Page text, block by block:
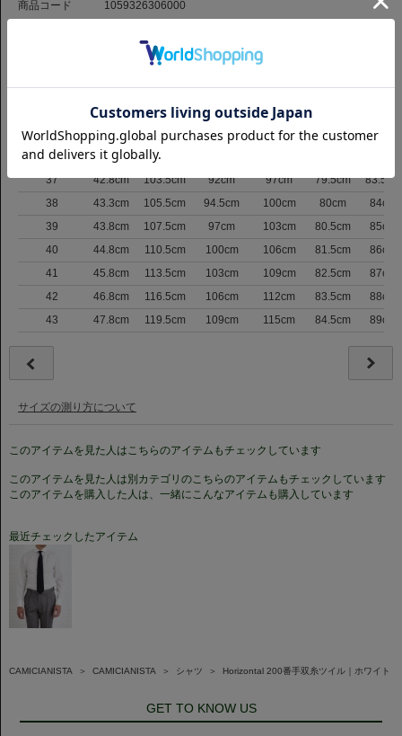
商品コード
1059326306000
（お問い合わせの際には、上記商品コードをお伝え下さい。）
サイズ
サイズ表記 肩巾 バスト
37
42.8cm 103.5cm 92cm 97cm 79.5cm
83.5cm
38
43.3cm 105.5cm 94.5cm 100cm 80cm
84cm
39
43.8cm 107.5cm 97cm 103cm 80.5cm
85cm
40
44.8cm 110.5cm 100cm 106cm 81.5cm
86cm
41
45.8cm 113.5cm 103cm 109cm 82.5cm
87cm
42
46.8cm 116.5cm 106cm 112cm 83.5cm
88cm
43
47.8cm 119.5cm 109cm 115cm 84.5cm 89cm
サイズの測り方について
このアイテムを見た人はこちらのアイテムもチェックしています
このアイテムを見た人は別カテゴリのこちらのアイテムもチェックしています
このアイテムを購入した人は、一緒にこんなアイテムも購入しています
最近チェックしたアイテム
CAMICIANISTA ＞ CAMICIANISTA ＞ シャツ ＞ Horizontal 200番手双糸ツイル｜ホワイト
GET TO KNOW US